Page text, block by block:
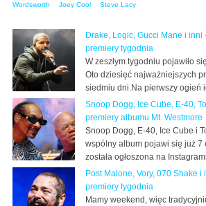
Wordsworth
Joey Cool Steve Lacy
Drake, Logic, Gucci Mane i inni
premiery tygodnia
W zeszłym tygodniu pojawiło
Oto dziesięć najważniejszych
siedmiu dni.Na pierwszy ogień
Snoop Dogg, Ice Cube, E-40,
premiery albumu Mt. Westmore
Snoop Dogg, E-40, Ice Cube i
wspólny album pojawi się już 7
została ogłoszona na
Post Malone, Vory, 070 Shake
premiery tygodnia
Mamy weekend, więc